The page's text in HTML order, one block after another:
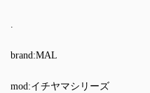
.
brand:MAL
mod:イチヤマシリーズ